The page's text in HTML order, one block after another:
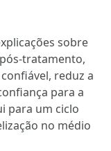
sobre
tratamento,
reduz a
para a
para um ciclo
no médio